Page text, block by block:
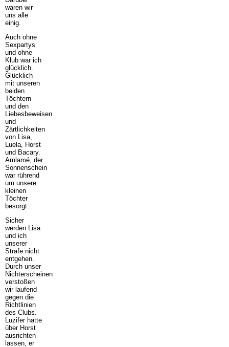
waren wir
uns alle
einig.
Auch ohne
Sexpartys
und ohne
Klub war ich
glücklich.
Glücklich
mit unseren
beiden
Töchtern
und den
Liebesbeweisen
und
Zärtlichkeiten
von Lisa,
Luela, Horst
und Bacary.
Amlamé, der
Sonnenschein
war rührend
um unsere
kleinen
Töchter
besorgt.
Sicher
werden Lisa
und ich
unserer
Strafe nicht
entgehen.
Durch unser
Nichterscheinen
verstoßen
wir laufend
gegen die
Richtlinien
des Clubs.
Luzifer hatte
über Horst
ausrichten
lassen, er